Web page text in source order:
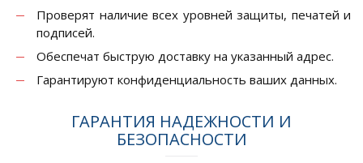
Проверят наличие всех уровней защиты, печатей и
подписей.
Обеспечат быструю доставку на указанный адрес.
Гарантируют конфиденциальность ваших данных.
ГАРАНТИЯ НАДЕЖНОСТИ И
БЕЗОПАСНОСТИ